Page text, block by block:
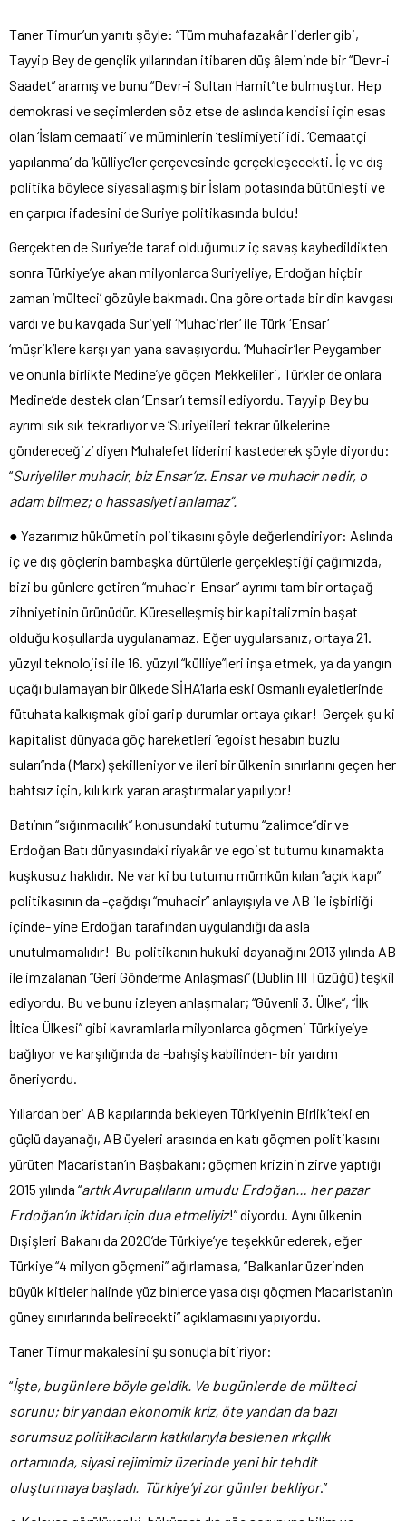
Taner Timur’un yanıtı şöyle: “Tüm muhafazakâr liderler gibi,
Tayyip Bey de gençlik yıllarından itibaren düş âleminde bir “Devr-i
Saadet” aramış ve bunu “Devr-i Sultan Hamit”te bulmuştur. Hep
demokrasi ve seçimlerden söz etse de aslında kendisi için esas
olan ‘İslam cemaati’ ve müminlerin ‘teslimiyeti’ idi. ‘Cemaatçi
yapılanma’ da ‘külliye’ler çerçevesinde gerçekleşecekti. İç ve dış
politika böylece siyasallaşmış bir İslam potasında bütünleşti ve
en çarpıcı ifadesini de Suriye politikasında buldu!
Gerçekten de Suriye’de taraf olduğumuz iç savaş kaybedildikten
sonra Türkiye’ye akan milyonlarca Suriyeliye, Erdoğan hiçbir
zaman ‘mülteci’ gözüyle bakmadı. Ona göre ortada bir din kavgası
vardı ve bu kavgada Suriyeli ‘Muhacirler’ ile Türk ‘Ensar’
‘müşrik’lere karşı yan yana savaşıyordu. ‘Muhacir’ler Peygamber
ve onunla birlikte Medine’ye göçen Mekkelileri, Türkler de onlara
Medine’de destek olan ‘Ensar’ı temsil ediyordu. Tayyip Bey bu
ayrımı sık sık tekrarlıyor ve ‘Suriyelileri tekrar ülkelerine
göndereceğiz’ diyen Muhalefet liderini kastederek şöyle diyordu:
“Suriyeliler muhacir, biz Ensar’ız. Ensar ve muhacir nedir, o
adam bilmez; o hassasiyeti anlamaz”.
● Yazarımız hükümetin politikasını şöyle değerlendiriyor: Aslında
iç ve dış göçlerin bambaşka dürtülerle gerçekleştiği çağımızda,
bizi bu günlere getiren “muhacir-Ensar” ayrımı tam bir ortaçağ
zihniyetinin ürünüdür. Küreselleşmiş bir kapitalizmin başat
olduğu koşullarda uygulanamaz. Eğer uygularsanız, ortaya 21.
yüzyıl teknolojisi ile 16. yüzyıl “külliye”leri inşa etmek, ya da yangın
uçağı bulamayan bir ülkede SİHA’larla eski Osmanlı eyaletlerinde
fütuhata kalkışmak gibi garip durumlar ortaya çıkar! Gerçek şu ki
kapitalist dünyada göç hareketleri “egoist hesabın buzlu
suları”nda (Marx) şekilleniyor ve ileri bir ülkenin sınırlarını geçen her
bahtsız için, kılı kırk yaran araştırmalar yapılıyor!
Batı’nın “sığınmacılık” konusundaki tutumu “zalimce”dir ve
Erdoğan Batı dünyasındaki riyakâr ve egoist tutumu kınamakta
kuşkusuz haklıdır. Ne var ki bu tutumu mümkün kılan “açık kapı”
politikasının da -çağdışı “muhacir” anlayışıyla ve AB ile işbirliği
içinde- yine Erdoğan tarafından uygulandığı da asla
unutulmamalıdır! Bu politikanın hukuki dayanağını 2013 yılında AB
ile imzalanan “Geri Gönderme Anlaşması” (Dublin III Tüzüğü) teşkil
ediyordu. Bu ve bunu izleyen anlaşmalar; “Güvenli 3. Ülke”, “İlk
İltica Ülkesi” gibi kavramlarla milyonlarca göçmeni Türkiye’ye
bağlıyor ve karşılığında da -bahşiş kabilinden- bir yardım
öneriyordu.
Yıllardan beri AB kapılarında bekleyen Türkiye’nin Birlik’teki en
güçlü dayanağı, AB üyeleri arasında en katı göçmen politikasını
yürüten Macaristan’ın Başbakanı; göçmen krizinin zirve yaptığı
2015 yılında “artık Avrupalıların umudu Erdoğan… her pazar
Erdoğan’ın iktidarı için dua etmeliyiz!” diyordu. Aynı ülkenin
Dışişleri Bakanı da 2020’de Türkiye’ye teşekkür ederek, eğer
Türkiye “4 milyon göçmeni” ağırlamasa, “Balkanlar üzerinden
büyük kitleler halinde yüz binlerce yasa dışı göçmen Macaristan’ın
güney sınırlarında belirecekti” açıklamasını yapıyordu.
Taner Timur makalesini şu sonuçla bitiriyor:
“İşte, bugünlere böyle geldik. Ve bugünlerde de mülteci
sorunu; bir yandan ekonomik kriz, öte yandan da bazı
sorumsuz politikacıların katkılarıyla beslenen ırkçılık
ortamında, siyasi rejimimiz üzerinde yeni bir tehdit
oluşturmaya başladı. Türkiye’yi zor günler bekliyor.”